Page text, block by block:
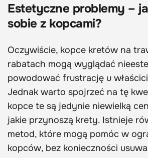
Estetyczne problemy –
sobie z kopcami?
Oczywiście, kopce kretów na
rabatach mogą wyglądać
powodować frustrację u
Jednak warto spojrzeć na tę
kopce te są jedynie niewielką
jakie przynoszą krety. Istnieje
metod, które mogą pomóc w
kopców, bez konieczności